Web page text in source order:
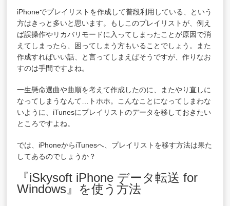
iPhoneでプレイリストを作成して普段利用している、という
方はきっと多いと思います。もしこのプレイリストが、例え
ば誤操作やリカバリモードに入ってしまったことが原因で消
えてしまったら、困ってしまう方もいることでしょう。また
作成すればいい話、と言ってしまえばそうですが、作りなお
すのは手間ですよね。
一生懸命選曲や曲順を考えて作成したのに、またやり直しに
なってしまうなんて…トホホ。こんなことになってしまわな
いように、iTunesにプレイリストのデータを移しておきたい
ところですよね。
では、iPhoneからiTunesへ、プレイリストを移す方法は果た
してあるのでしょうか？
『iSkysoft iPhone データ転送 for
Windows』を使う方法